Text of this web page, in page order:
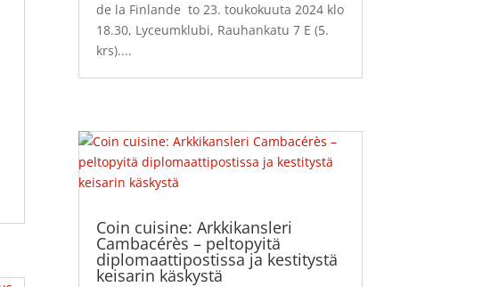
de la Finlande to 23. toukokuuta 2024 klo
18.30, Lyceumklubi, Rauhankatu 7 E (5.
krs)....
Coin cuisine: Arkkikansleri
Cambacérès – peltopyitä
diplomaattipostissa ja kestitystä
keisarin käskystä